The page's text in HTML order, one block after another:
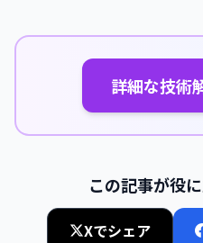
詳細な技術
この記事が役
Xでシェア